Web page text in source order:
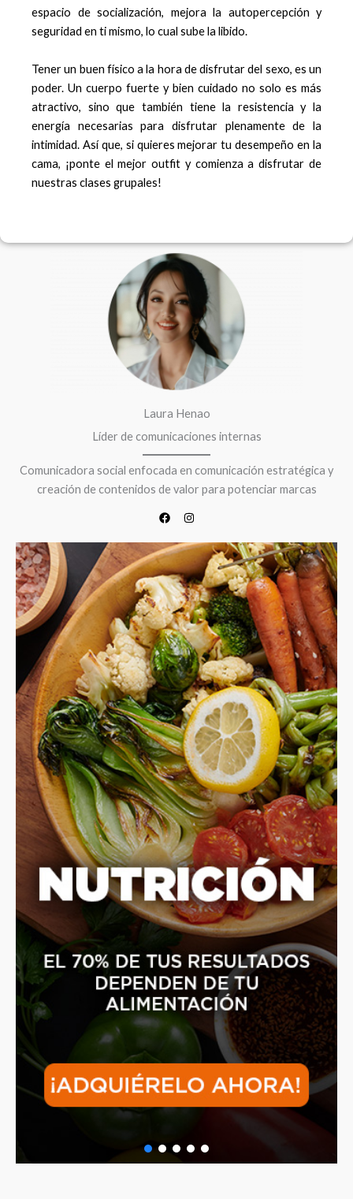
espacio de socialización, mejora la autopercepción y
seguridad en ti mismo, lo cual sube la libido.
Tener un buen físico a la hora de disfrutar del sexo, es un
poder. Un cuerpo fuerte y bien cuidado no solo es más
atractivo, sino que también tiene la resistencia y la
energía necesarias para disfrutar plenamente de la
intimidad. Así que, si quieres mejorar tu desempeño en la
cama, ¡ponte el mejor outfit y comienza a disfrutar de
nuestras clases grupales!
Laura Henao
Líder de comunicaciones internas
Comunicadora social enfocada en comunicación estratégica y
creación de contenidos de valor para potenciar marcas
F
a
c
b
o
o
k
I
n
a
g
a
m